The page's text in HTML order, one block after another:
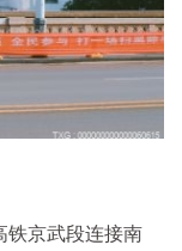
铁京武段连接南